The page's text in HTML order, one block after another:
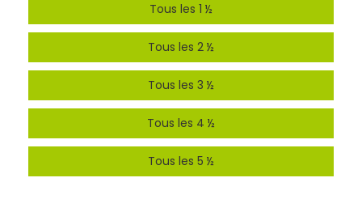
Tous les 1 ½
Tous les 2 ½
Tous les 3 ½
Tous les 4 ½
Tous les 5 ½